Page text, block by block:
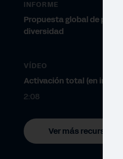
INFORME
Propuesta global de
diversidad
VÍDEO
Activación total (en inglés)
2:08
Ver más recursos